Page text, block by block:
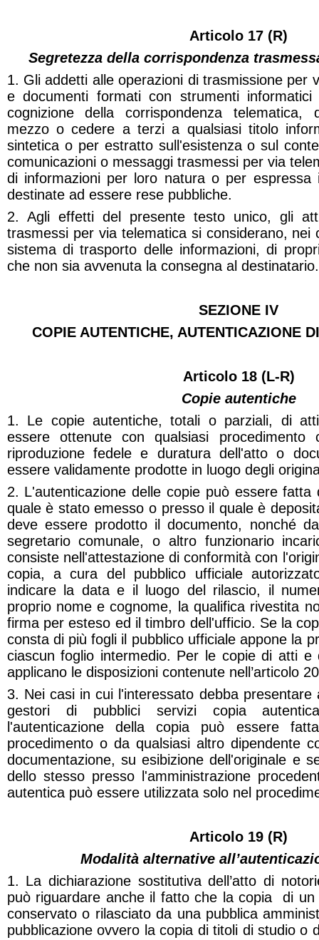
Articolo 17 (R)
Segretezza della corrispondenza
1. Gli addetti alle operazioni di trasmissione per
e documenti formati con strumenti informatici
cognizione della corrispondenza telematica,
mezzo o cedere a terzi a qualsiasi titolo
sintetica o per estratto sull'esistenza o sul
comunicazioni o messaggi trasmessi per via
di informazioni per loro natura o per espressa
destinate ad essere rese pubbliche.
2. Agli effetti del presente testo unico, gli
trasmessi per via telematica si considerano, nei
sistema di trasporto delle informazioni, di
che non sia avvenuta la consegna al destinatario.
SEZIONE IV
COPIE AUTENTICHE, AUTENTICAZIONE
Articolo 18 (L-R)
Copie autentiche
1. Le copie autentiche, totali o parziali, di
essere ottenute con qualsiasi procedimento
riproduzione fedele e duratura dell'atto o
essere validamente prodotte in luogo degli
2. L'autenticazione delle copie può essere fatta
quale è stato emesso o presso il quale è
deve essere prodotto il documento, nonché
segretario comunale, o altro funzionario
consiste nell'attestazione di conformità con
copia, a cura del pubblico ufficiale
indicare la data e il luogo del rilascio, il
proprio nome e cognome, la qualifica rivestita
firma per esteso ed il timbro dell'ufficio. Se la
consta di più fogli il pubblico ufficiale appone la
ciascun foglio intermedio. Per le copie di atti e
applicano le disposizioni contenute nell’articolo
3. Nei casi in cui l'interessato debba presentare
gestori di pubblici servizi copia
l'autenticazione della copia può essere
procedimento o da qualsiasi altro dipendente
documentazione, su esibizione dell'originale e
dello stesso presso l'amministrazione
autentica può essere utilizzata solo nel
Articolo 19 (R)
Modalità alternative
1. La dichiarazione sostitutiva dell’atto di
può riguardare anche il fatto che la copia di
conservato o rilasciato da una pubblica
pubblicazione ovvero la copia di titoli di studio o